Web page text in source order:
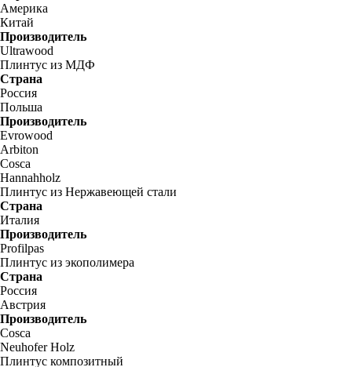
Америка
Китай
Производитель
Ultrawood
Плинтус из МДФ
Страна
Россия
Польша
Производитель
Evrowood
Arbiton
Cosca
Hannahholz
Плинтус из Нержавеющей стали
Страна
Италия
Производитель
Profilpas
Плинтус из экополимера
Страна
Россия
Австрия
Производитель
Cosca
Neuhofer Holz
Плинтус композитный